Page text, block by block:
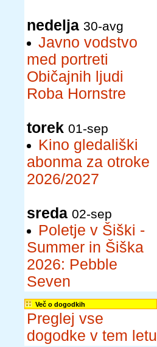
nedelja 30-avg
Javno vodstvo
med portreti
Običajnih ljudi
Roba Hornstre
torek 01-sep
Kino gledališki
abonma za otroke
2026/2027
sreda 02-sep
Poletje v Šiški -
Summer in Šiška
2026: Pebble
Seven
Več o dogodkih
Preglej vse
dogodke v tem letu